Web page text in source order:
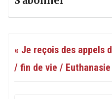
« Je reçois des appels
/ fin de vie / Euthanasie